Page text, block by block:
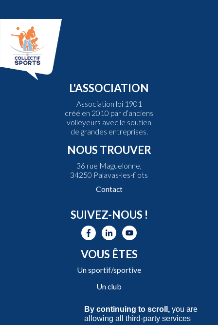
L'ASSOCIATION
Association loi 1901
créé en 2010 par d’anciens
volleyeurs avec le soutien
de grandes entreprises.
NOUS TROUVER
36 rue Maguelonne,
34250 Palavas-les-flots
Contact
SUIVEZ-NOUS !
VOUS ÊTES
Un sportif/sportive
Un club
By continuing to scroll, you are
allowing all third-party services